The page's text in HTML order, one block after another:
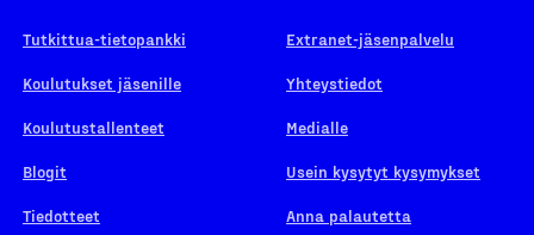
Tutkittua-tietopankki
Koulutukset jäsenille
Koulutustallenteet
Blogit
Tiedotteet
Extranet-jäsenpalvelu
Yhteystiedot
Medialle
Usein kysytyt kysymykset
Anna palautetta